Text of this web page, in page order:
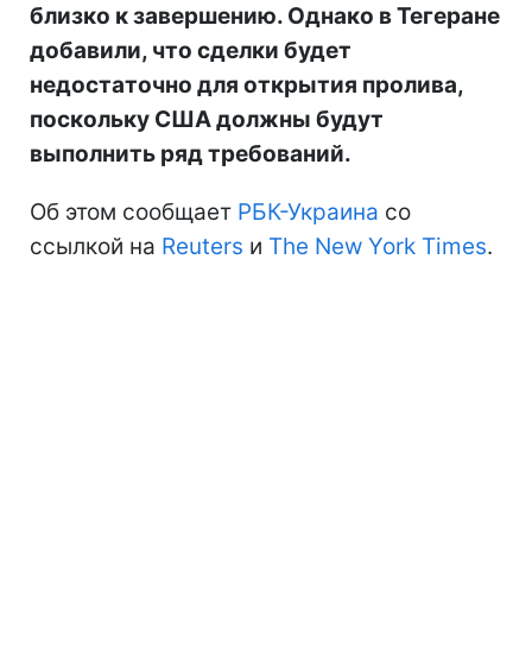
близко к завершению. Однако в Тегеране
добавили, что сделки будет
недостаточно для открытия пролива,
поскольку США должны будут
выполнить ряд требований.
Об этом сообщает РБК-Украина со
ссылкой на Reuters и The New York Times.